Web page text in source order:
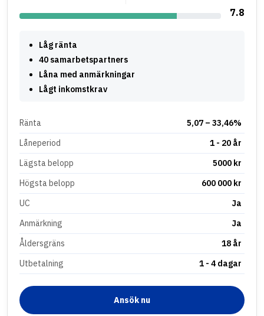
7.8
Låg ränta
40 samarbetspartners
Låna med anmärkningar
Lågt inkomstkrav
Ränta
5,07 – 33,46%
Låneperiod
1 - 20 år
Lägsta belopp
5000 kr
Högsta belopp
600 000 kr
UC
Ja
Anmärkning
Ja
Åldersgräns
18 år
Utbetalning
1 - 4 dagar
Ansök nu